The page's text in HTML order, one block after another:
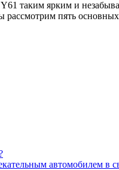
таким ярким и
рассмотрим пять
автомобилем в